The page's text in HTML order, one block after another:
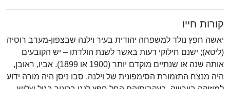
קורות חייו
יאשה חפץ נולד למשפחה יהודית בעיר וילנה שבצפון-מערב רוסיה
(ליטא); ישנם חילוקי דעות באשר לשנת הולדתו – יש הקובעים
אותה שנה או שנתיים מוקדם יותר (1900 או 1899). אביו, ראובן,
היה מנצח התזמורת הסימפונית של וילנה, סבו ניסן היה מורה ידוע